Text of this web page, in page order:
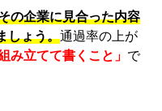
の企業に見合った内容
しょう。通過率の上が
み立てて書くこと」 で